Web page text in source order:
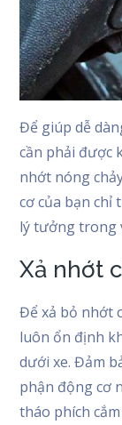
Để giúp dễ
cần phải được
nhớt nóng
cơ của bạn chỉ
lý tưởng trong
Xả nhớt
Để xả bỏ nhớt
luôn ổn định
dưới xe. Đảm
phận động cơ
tháo phích